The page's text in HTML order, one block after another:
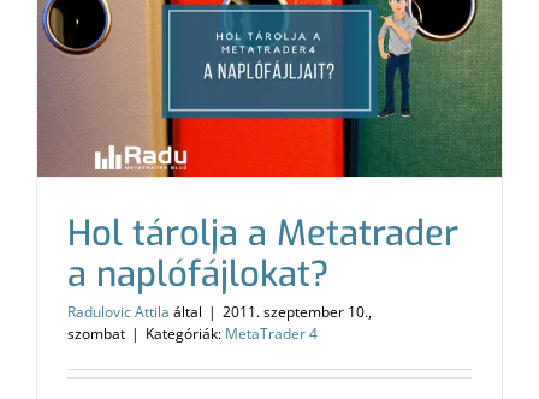
Hol tárolja a Metatrader
a naplófájlokat?
Radulovic Attila által | 2011. szeptember 10.,
szombat | Kategóriák: MetaTrader 4